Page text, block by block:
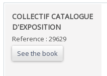
‎COLLECTIF CATALOGUE
D'EXPOSITION‎
Reference : 29629
See the book